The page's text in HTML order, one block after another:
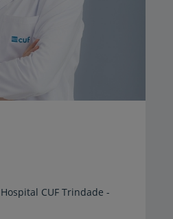
Hospital CUF Trindade -